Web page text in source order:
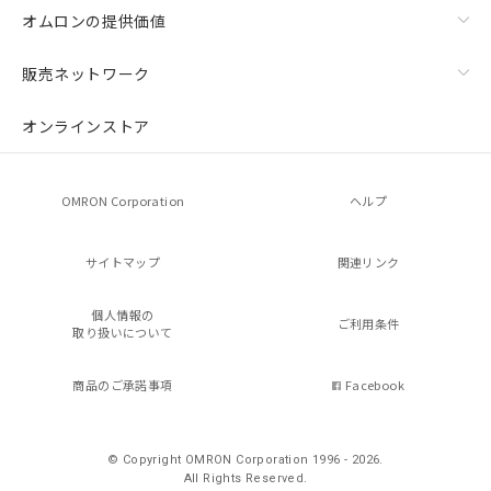
オムロンの提供価値
販売ネットワーク
オンラインストア
OMRON Corporation ヘルプ
サイトマップ 関連リンク
個人情報の
取り扱いについて
ご利用条件
商品のご承諾事項 Facebook
© Copyright OMRON Corporation 1996 - 2026.
All Rights Reserved.